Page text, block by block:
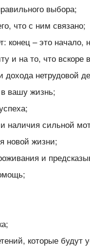
выбора;
что с ним связано;
конец – это начало,
и на то, что вскоре
дохода нетрудовой
вашу жизнь;
наличия сильной
новой жизни;
и
которые будут